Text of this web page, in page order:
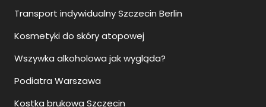
Transport indywidualny Szczecin Berlin
Kosmetyki do skóry atopowej
Wszywka alkoholowa jak wygląda?
Podiatra Warszawa
Kostka brukowa Szczecin